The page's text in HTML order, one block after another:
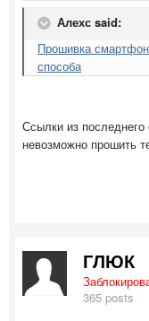
Алехс said:
Прошивка
способа
Ссылки из
невозможно прошить
ГЛЮК
365 posts